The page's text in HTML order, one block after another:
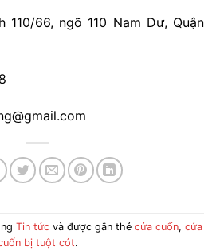
66, ngõ 110 Nam Dư, Quận
Tin tứcvà được gắn thẻ cửa cuốn, cửa
bị tuột cót.